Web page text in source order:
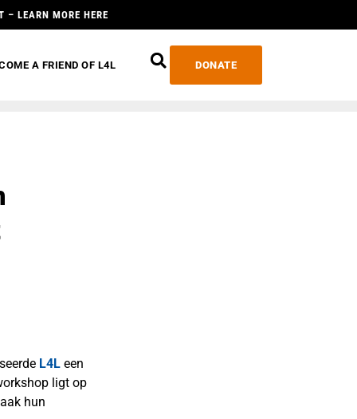
– LEARN MORE HERE
A FRIEND OF L4L DONATE
L4L een
ligt op
hun